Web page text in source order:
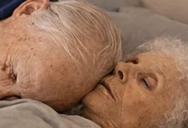
porodičnih pitanja ili razgovor koji donosi osećaj
osećate zaštićeno i sigurno, kako spolja, tako i
– KARTA: VAGA (PRAVDA)
dan nosi energiju ravnoteže i istine. Nešto
odluku ili spoznaju. Ovo je dan kada shvatate šta
da donesete odluku koja nije laka, ali je pravedna
balans, a nagrada je unutrašnji mir.